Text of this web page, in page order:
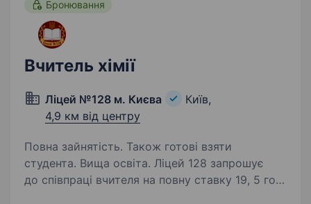
Бронювання
Вчитель хімії
Ліцей №128 м. Києва
Київ,
4,9 км від центру
Повна зайнятість. Також готові взяти
студента. Вища освіта. Ліцей 128 запрошує
до співпраці вчителя на повну ставку 19, 5 год